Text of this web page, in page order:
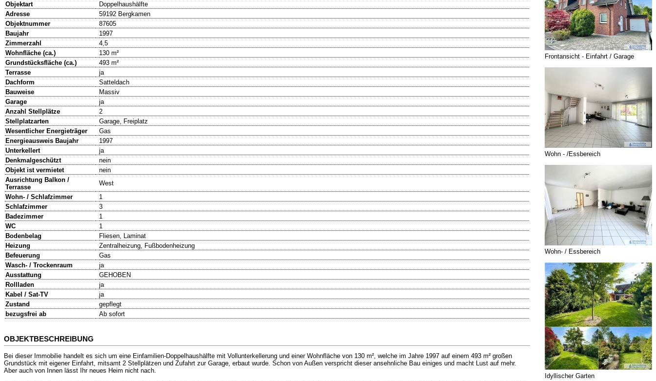
Objektart
Doppelhaushälfte
Adresse
59192 Bergkamen
Objektnummer
87605
Baujahr
1997
Zimmerzahl
4,5
Wohnfläche (ca.)
130 m²
Grundstücksfläche (ca.)
493 m²
Terrasse
ja
Dachform
Satteldach
Bauweise
Massiv
Garage
ja
Anzahl Stellplätze
2
Stellplatzarten
Garage, Freiplatz
Wesentlicher Energieträger
Gas
Energieausweis Baujahr
1997
Unterkellert
ja
Denkmalgeschützt
nein
Objekt ist vermietet
nein
Ausrichtung Balkon /
Terrasse
West
Wohn- / Schlafzimmer
1
Schlafzimmer
3
Badezimmer
1
WC
1
Bodenbelag
Fliesen, Laminat
Heizung
Zentralheizung, Fußbodenheizung
Befeuerung
Gas
Wasch- / Trockenraum
ja
Ausstattung
GEHOBEN
Rollladen
ja
Kabel / Sat-TV
ja
Zustand
gepflegt
bezugsfrei ab
Ab sofort
OBJEKTBESCHREIBUNG
Bei dieser Immobilie handelt es sich um eine Einfamilien-Doppelhaushälfte mit Vollunterkellerung und einer Wohnfläche von 130 m², welche im Jahre 1997 auf einem 493 m² großen
Grundstück mit eigener Einfahrt, mitsamt 2 Stellplätzen und Zufahrt zur Garage, erbaut wurde. Schon von Außen verspricht dieser ansehnliche Bau einiges und macht Lust auf mehr.
Aber auch von Innen lässt Ihr neues Heim nicht nach.
Frontansicht - Einfahrt / Garage
Wohn - /Essbereich
Wohn- / Essbereich
Idyllischer Garten